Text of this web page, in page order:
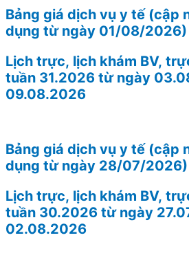
Bảng giá dịch vụ y tế (cập
dụng từ ngày 01/08/2026)
Lịch trực, lịch khám BV,
tuần 31.2026 từ ngày
09.08.2026
Bảng giá dịch vụ y tế (cập
dụng từ ngày 28/07/2026)
Lịch trực, lịch khám BV,
tuần 30.2026 từ ngày
02.08.2026